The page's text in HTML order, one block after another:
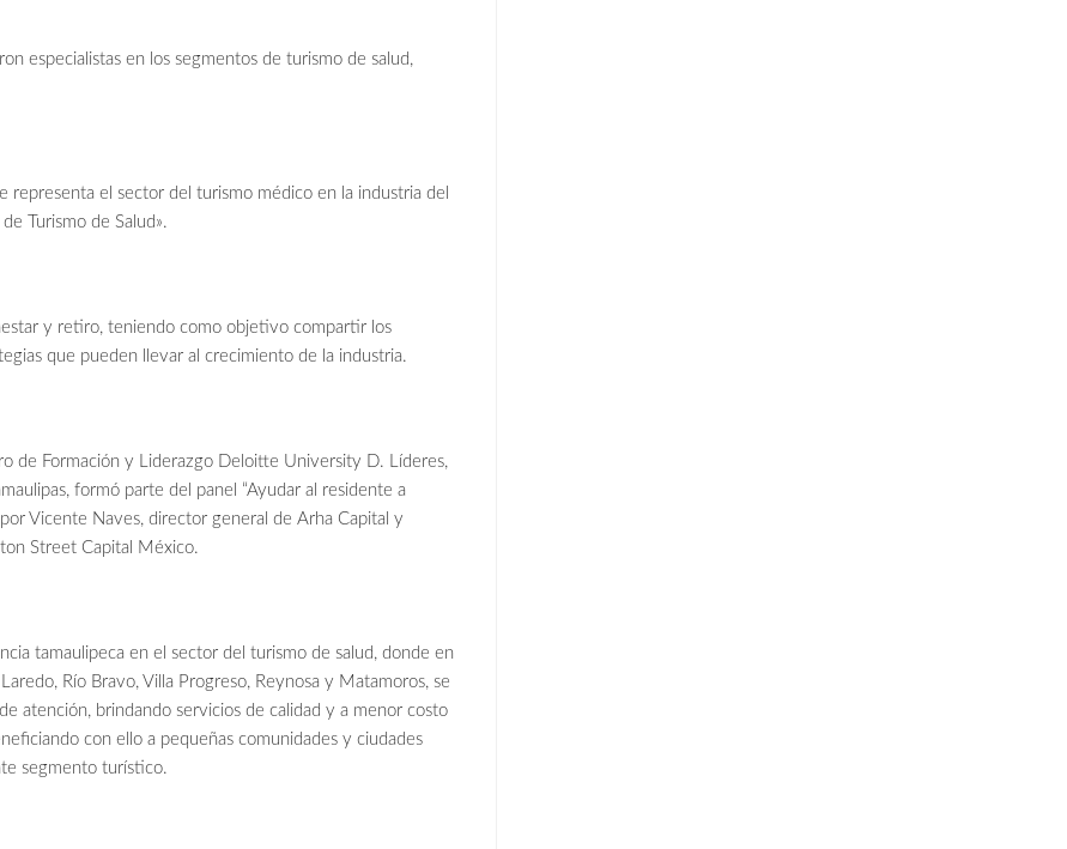
especialistas en los segmentos de turismo de salud,
el sector del turismo médico en la industria del
Turismo de Salud».
y retiro, teniendo como objetivo compartir los
que pueden llevar al crecimiento de la industria.
de Formación y Liderazgo Deloitte University D. Líderes,
formó parte del panel “Ayudar al residente a
Vicente Naves, director general de Arha Capital y
Street Capital México.
tamaulipeca en el sector del turismo de salud, donde en
Río Bravo, Villa Progreso, Reynosa y Matamoros, se
atención, brindando servicios de calidad y a menor costo
con ello a pequeñas comunidades y ciudades
segmento turístico.